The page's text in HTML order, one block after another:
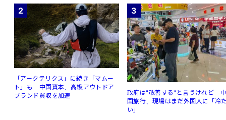
2
「アークテリクス」に続き「マムー
ト」も 中国資本、高級アウトドア
ブランド買収を加速
3
政府は"改善する"と言うけれど
国旅行、現場はまだ外国人に「冷
い」